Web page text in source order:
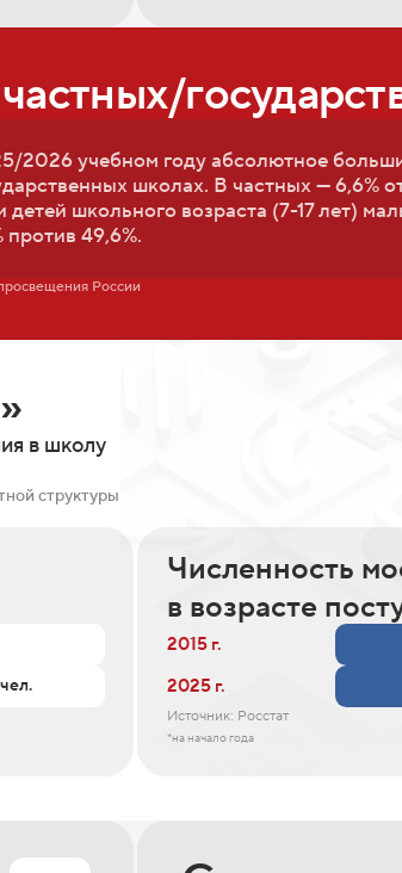
2026 учебном году абсолютное
школах. В частных — 6,6%
детей школьного возраста (7-17 лет)
против 49,6%.
России
в школу
структуры
Численность
в возрасте
2015 г.
2025 г.
Источник: Росстат
*на начало года